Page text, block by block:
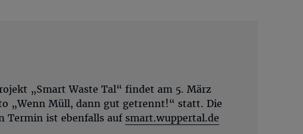
„Smart Waste Tal“ findet am 5. März
„Wenn Müll, dann gut getrennt!“ statt. Die
Termin ist ebenfalls auf smart.wuppertal.de